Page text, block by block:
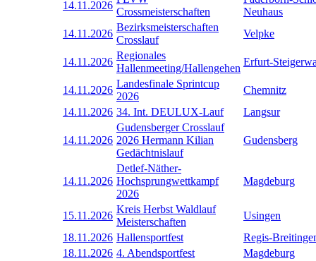
14.11.2026
Crossmeisterschaften
Neuhaus
14.11.2026
Bezirksmeisterschaften
Crosslauf
Velpke
14.11.2026
Regionales
Hallenmeeting/Hallengehen
Erfurt-
14.11.2026
Landesfinale Sprintcup
2026
Chemnitz
14.11.2026 34. Int. DEULUX-Lauf Langsur
14.11.2026
Gudensberger Crosslauf
2026 Hermann Kilian
Gedächtnislauf
Gudensberg
14.11.2026
Detlef-Näther-
Hochsprungwettkampf
2026
Magdeburg
15.11.2026
Kreis Herbst Waldlauf
Meisterschaften
Usingen
18.11.2026 Hallensportfest
Regis-
18.11.2026 4. Abendsportfest
Magdeburg